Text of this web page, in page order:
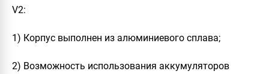
V2:
1) Корпус выполнен из алюминиевого сплава;
2) Возможность использования аккумуляторов